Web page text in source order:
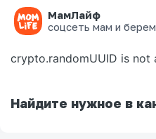
МамЛайф
соцсеть мам и
Ошибка на
crypto.randomUUID is not
Найдите нужное в